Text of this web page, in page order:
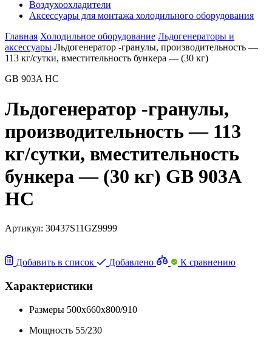
Воздухоохладители
Аксессуары для монтажа холодильного оборудования
Главная Холодильное оборудование Льдогенераторы и
аксессуары Льдогенератор -гранулы, производительность —
113 кг/сутки, вместительность бункера — (30 кг)
GB 903A HC
Льдогенератор -гранулы,
производительность — 113
кг/сутки, вместительность
бункера — (30 кг) GB 903A
HC
Артикул: 30437S11GZ9999
Добавить в список Добавлено К сравнению
Характеристики
Размеры 500x660x800/910
Мощность 55/230